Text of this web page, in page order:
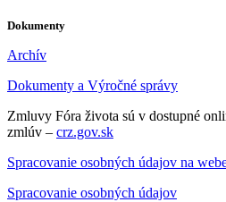
Dokumenty
Archív
Dokumenty a Výročné správy
Zmluvy Fóra života sú v dostupné
zmlúv – crz.gov.sk
Spracovanie osobných údajov na
Spracovanie osobných údajov